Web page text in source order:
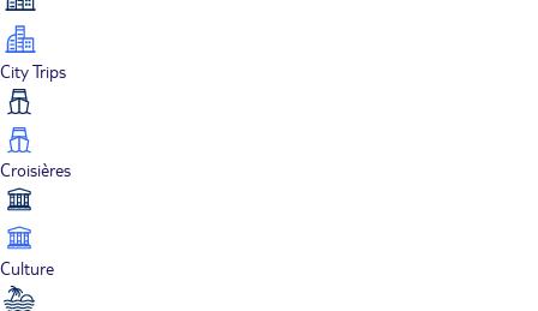
City Trips
Croisières
Culture